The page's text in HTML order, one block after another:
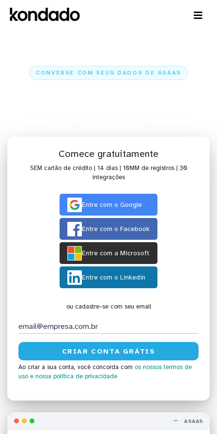
CONVERSE COM SEUS DADOS DE ASAAS
Comece gratuitamente
SEM cartão de crédito | 14 dias | 10MM de registros | 30
integrações
Entre com o Google
Entre com o Facebook
Entre com a Microsoft
Entre com o Linkedin
ou cadastre-se com seu email
Ao criar a sua conta, você concorda com os nossos termos de
uso e nossa política de privacidade
ASAAS